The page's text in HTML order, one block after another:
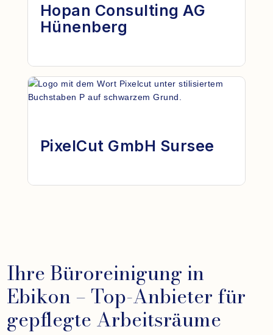
Hopan Consulting AG
Hünenberg
PixelCut GmbH Sursee
Ihre Büroreinigung in
Ebikon – Top-Anbieter für
gepflegte Arbeitsräume